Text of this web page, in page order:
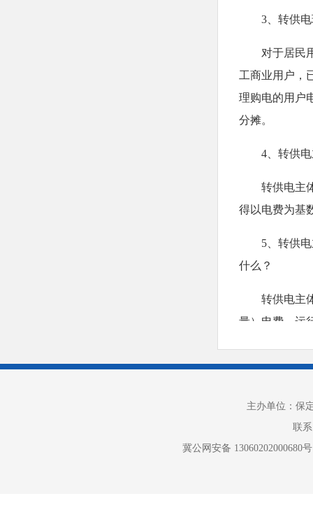
3、转供
对于居民
工商业用户，
理购电的用户
分摊。
4、转供
转供电主
得以电费为基
5、转供
什么？
转供电主
量）电费、运
5月22日
能价〔2022
阶段性电价
主办单位：保
联
冀公网安备 13060202000680